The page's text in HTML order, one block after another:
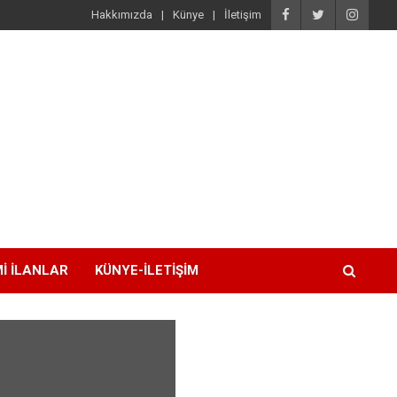
Hakkımızda Künye İletişim
İLANLAR KÜNYE-İLETIŞIM